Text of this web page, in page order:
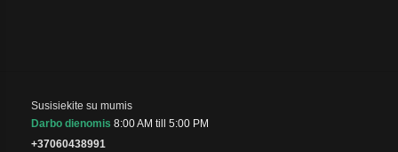
Susisiekite su mumis
Darbo dienomis 8:00 AM till 5:00 PM
+37060438991